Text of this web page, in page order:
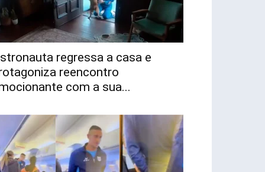
regressa a casa e
reencontro
com a sua...